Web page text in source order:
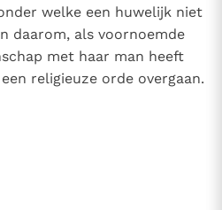
welke een huwelijk niet
daarom, als voornoemde
met haar man heeft
religieuze orde overgaan.